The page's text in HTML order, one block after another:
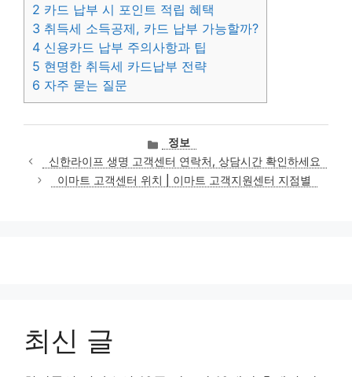
2 카드 납부 시 포인트 적립 혜택
3 취득세 소득공제, 카드 납부 가능할까?
4 신용카드 납부 주의사항과 팁
5 현명한 취득세 카드납부 전략
6 자주 묻는 질문
카
테
고
리
정보
신한라이프 생명 고객센터 연락처, 상담시간 확인하세요
이마트 고객센터 위치 | 이마트 고객지원센터 지점별
최신 글